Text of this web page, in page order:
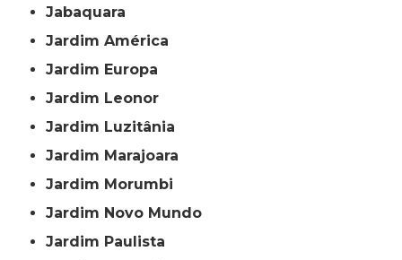
Jabaquara
Jardim América
Jardim Europa
Jardim Leonor
Jardim Luzitânia
Jardim Marajoara
Jardim Morumbi
Jardim Novo Mundo
Jardim Paulista